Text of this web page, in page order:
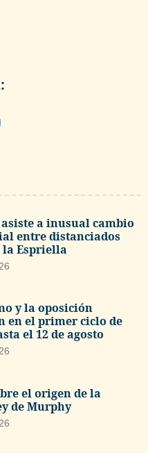
a inusual cambio
entre distanciados
la Espriella
y la oposición
en el primer ciclo de
el 12 de agosto
el origen de la
de Murphy